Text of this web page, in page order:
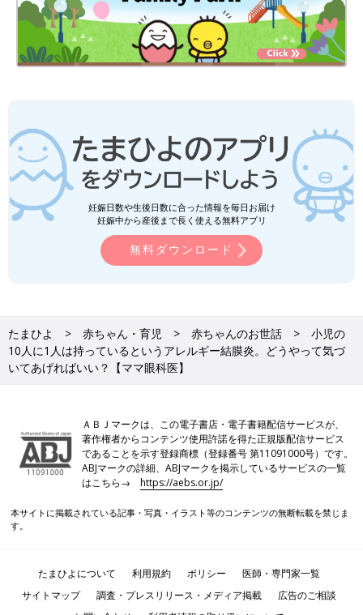
妊娠日数や生後日数に合った情報を毎日お届け
妊娠中から産後まで長く使える無料アプリ
無料ダウンロード
たまひよ 赤ちゃん・育児 赤ちゃんのお世話
小児の
10人に1人は持っているというアレルギー結膜炎。どうやって気づ
いてあげればいい？【ママ眼科医】
ＡＢＪマークは、この電子書店・電子書籍配信サービスが、
著作権者からコンテンツ使用許諾を得た正規版配信サービス
であることを示す登録商標（登録番号 第11091000号）です。
ABJマークの詳細、ABJマークを掲示しているサービスの一覧
はこちら→https://aebs.or.jp/
本サイトに掲載されている記事・写真・イラスト等のコンテンツの無断転載を禁じま
す。
たまひよについて 利用規約 ポリシー
医師・専門家一覧
サイトマップ
調査・プレスリリース・メディア掲載
広告のご相談